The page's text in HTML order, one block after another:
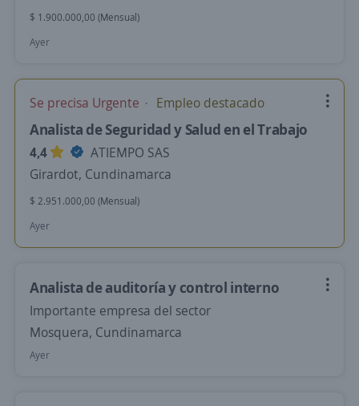
$ 1.900.000,00 (Mensual)
Ayer
Se precisa Urgente Empleo destacado
Analista de Seguridad y Salud en el Trabajo
4,4
ATIEMPO SAS
Girardot, Cundinamarca
$ 2.951.000,00 (Mensual)
Ayer
Analista de auditoría y control interno
Importante empresa del sector
Mosquera, Cundinamarca
Ayer